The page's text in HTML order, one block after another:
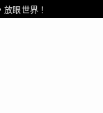
眼世界！